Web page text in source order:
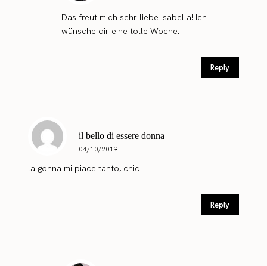
Das freut mich sehr liebe Isabella! Ich
wünsche dir eine tolle Woche.
Reply
il bello di essere donna
04/10/2019
la gonna mi piace tanto, chic
Reply